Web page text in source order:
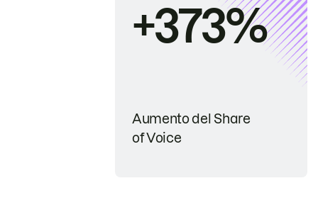
+373%
Aumento del Share
of Voice